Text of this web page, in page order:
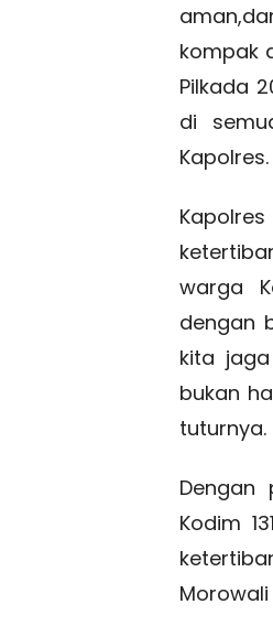
kompak
Pilkada
di
Kapolres.
warga
dengan
kita
bukan
tuturnya.
Dengan
Kodim